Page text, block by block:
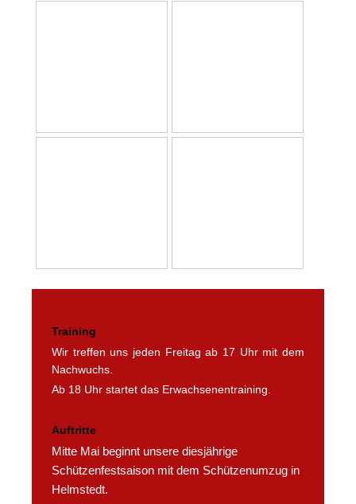
Training
Wir treffen uns jeden Freitag ab 17 Uhr mit dem
Nachwuchs.
Ab 18 Uhr startet das Erwachsenentraining.
Auftritte
Mitte Mai beginnt unsere diesjährige
Schützenfestsaison mit dem Schützenumzug in
Helmstedt.